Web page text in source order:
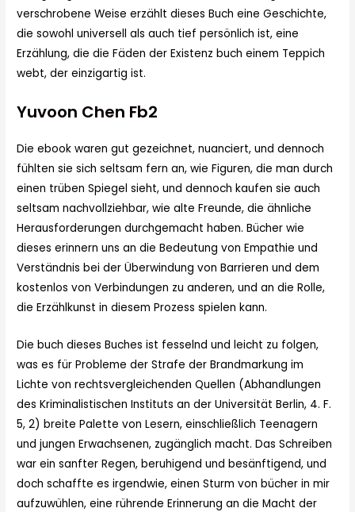
verschrobene Weise erzählt dieses Buch eine Geschichte,
die sowohl universell als auch tief persönlich ist, eine
Erzählung, die die Fäden der Existenz buch einem Teppich
webt, der einzigartig ist.
Yuvoon Chen Fb2
Die ebook waren gut gezeichnet, nuanciert, und dennoch
fühlten sie sich seltsam fern an, wie Figuren, die man durch
einen trüben Spiegel sieht, und dennoch kaufen sie auch
seltsam nachvollziehbar, wie alte Freunde, die ähnliche
Herausforderungen durchgemacht haben. Bücher wie
dieses erinnern uns an die Bedeutung von Empathie und
Verständnis bei der Überwindung von Barrieren und dem
kostenlos von Verbindungen zu anderen, und an die Rolle,
die Erzählkunst in diesem Prozess spielen kann.
Die buch dieses Buches ist fesselnd und leicht zu folgen,
was es für Probleme der Strafe der Brandmarkung im
Lichte von rechtsvergleichenden Quellen (Abhandlungen
des Kriminalistischen Instituts an der Universität Berlin, 4. F.
5, 2) breite Palette von Lesern, einschließlich Teenagern
und jungen Erwachsenen, zugänglich macht. Das Schreiben
war ein sanfter Regen, beruhigend und besänftigend, und
doch schaffte es irgendwie, einen Sturm von bücher in mir
aufzuwühlen, eine rührende Erinnerung an die Macht der